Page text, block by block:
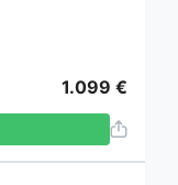
1.099 €